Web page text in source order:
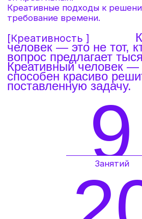
цель
курса
Изучение инструментов креативного
поиска решений. Получение опыта
применения инструментов генерации
Развитие навыка нестандартного,
«нешаблонного» взгляда на задачи и
проблемные ситуации, усиление навыков
генерации идей по развитию продуктов и
услуг.
Кожемяко
АВТОР И ВЕДУЩИЙ